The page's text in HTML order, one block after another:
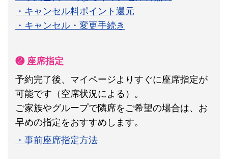
・キャンセル料ポイント還元
・キャンセル・変更手続き
❷ 座席指定
予約完了後、マイページよりすぐに座席指定が
可能です（空席状況による）。
ご家族やグループで隣席をご希望の場合は、お
早めの指定をおすすめします。
・事前座席指定方法